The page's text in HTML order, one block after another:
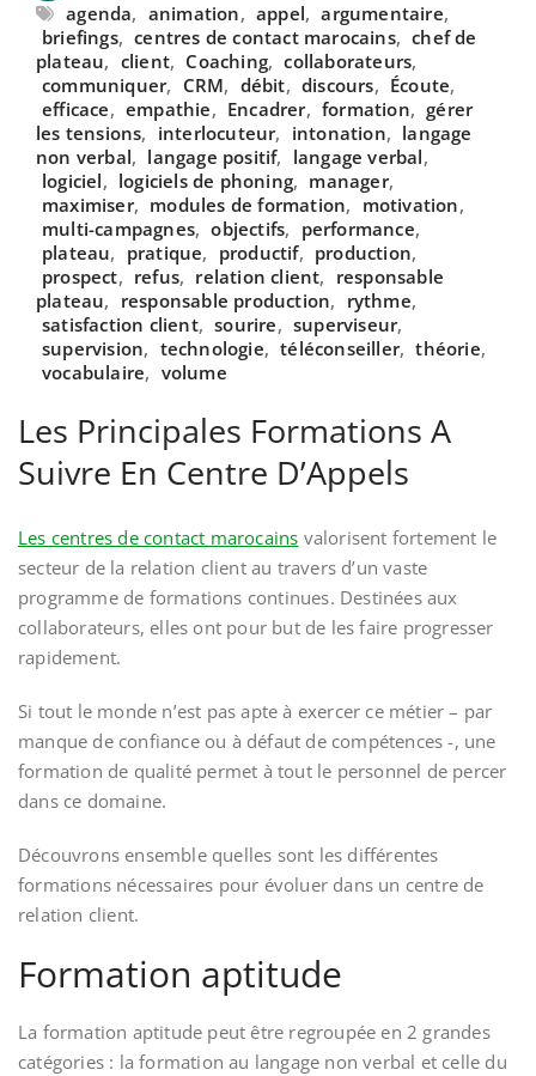
agenda, animation, appel, argumentaire,
briefings, centres de contact marocains, chef de
plateau, client, Coaching, collaborateurs,
communiquer, CRM, débit, discours, Écoute,
efficace, empathie, Encadrer, formation, gérer
les tensions, interlocuteur, intonation, langage
non verbal, langage positif, langage verbal,
logiciel, logiciels de phoning, manager,
maximiser, modules de formation, motivation,
multi-campagnes, objectifs, performance,
plateau, pratique, productif, production,
prospect, refus, relation client, responsable
plateau, responsable production, rythme,
satisfaction client, sourire, superviseur,
supervision, technologie, téléconseiller, théorie,
vocabulaire, volume
Les Principales Formations A
Suivre En Centre D’Appels
Les centres de contact marocains valorisent fortement le
secteur de la relation client au travers d’un vaste
programme de formations continues. Destinées aux
collaborateurs, elles ont pour but de les faire progresser
rapidement.
Si tout le monde n’est pas apte à exercer ce métier – par
manque de confiance ou à défaut de compétences -, une
formation de qualité permet à tout le personnel de percer
dans ce domaine.
Découvrons ensemble quelles sont les différentes
formations nécessaires pour évoluer dans un centre de
relation client.
Formation aptitude
La formation aptitude peut être regroupée en 2 grandes
catégories : la formation au langage non verbal et celle du